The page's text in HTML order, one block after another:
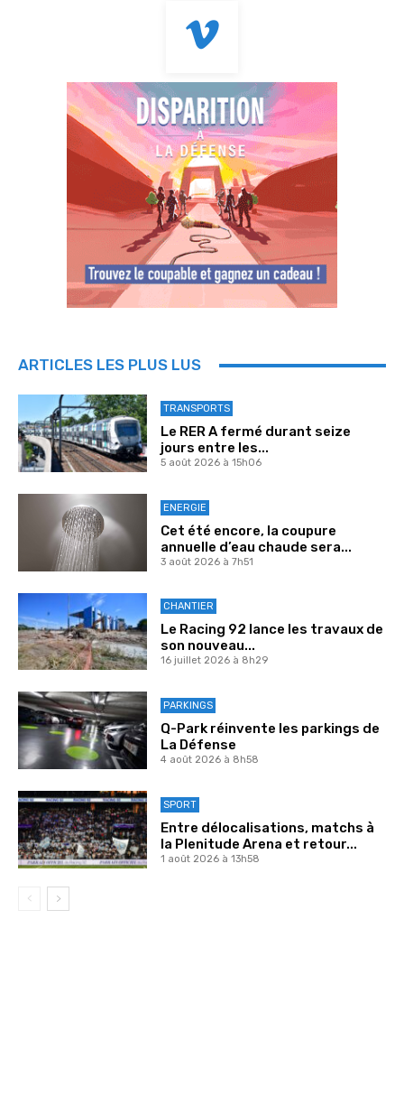
ARTICLES LES PLUS LUS
TRANSPORTS
Le RER A fermé durant seize
jours entre les...
5 août 2026 à 15h06
ENERGIE
Cet été encore, la coupure
annuelle d’eau chaude sera...
3 août 2026 à 7h51
CHANTIER
Le Racing 92 lance les travaux de
son nouveau...
16 juillet 2026 à 8h29
PARKINGS
Q-Park réinvente les parkings de
La Défense
4 août 2026 à 8h58
SPORT
Entre délocalisations, matchs à
la Plenitude Arena et retour...
1 août 2026 à 13h58